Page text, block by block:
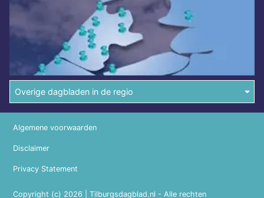
Overige dagbladen in de regio
Copyright (c) 2026 | Tilburgsdagblad.nl - Alle rechten
Algemene voorwaarden
Disclaimer
Privacy Statement